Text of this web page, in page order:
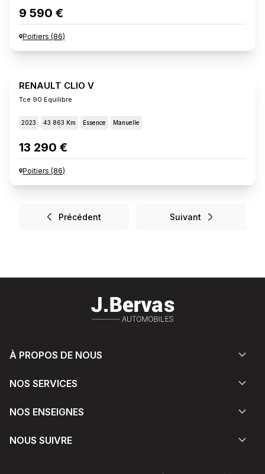
9 590 €
Poitiers (86)
RENAULT CLIO V
Tce 90 Equilibre
2023 43 863 Km Essence Manuelle
13 290 €
Poitiers (86)
Précédent Suivant
À PROPOS DE NOUS
NOS SERVICES
NOS ENSEIGNES
NOUS SUIVRE